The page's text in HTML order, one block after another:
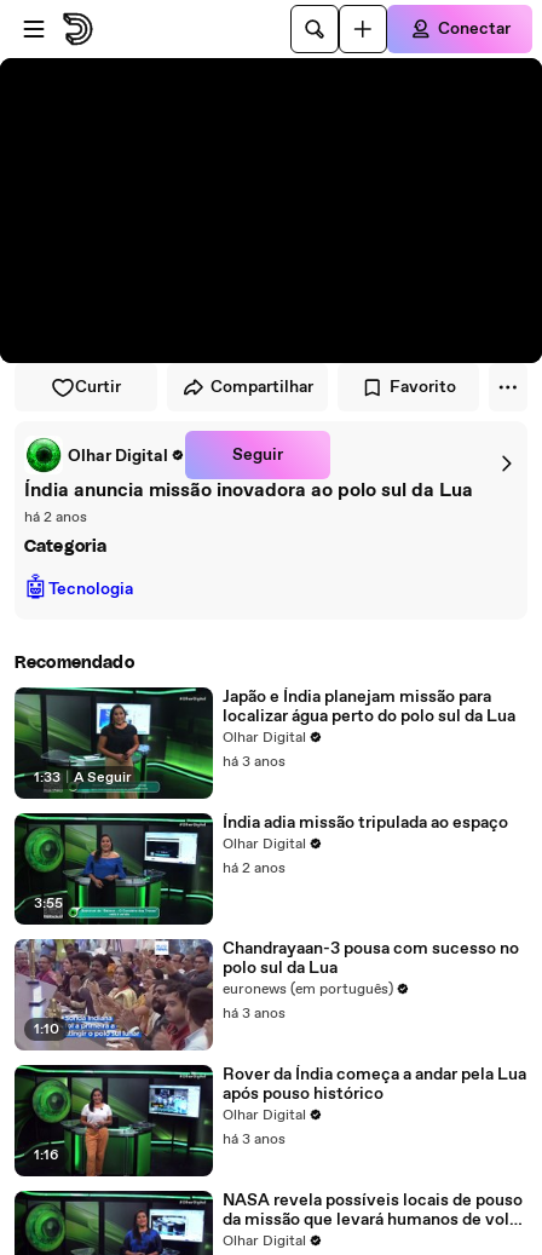
Pular para o player
Ir para o conteúdo principal
Conectar
Curtir Compartilhar Favorito
Olhar Digital Seguir
Índia anuncia missão inovadora ao polo sul da Lua
há 2 anos
Categoria
🤖Tecnologia
Recomendado
1:33 A Seguir
Japão e Índia planejam missão para
localizar água perto do polo sul da Lua
Olhar Digital
há 3 anos
3:55
Índia adia missão tripulada ao espaço
Olhar Digital
há 2 anos
1:10
Chandrayaan-3 pousa com sucesso no
polo sul da Lua
euronews (em português)
há 3 anos
1:16
Rover da Índia começa a andar pela Lua
após pouso histórico
Olhar Digital
há 3 anos
NASA revela possíveis locais de pouso
da missão que levará humanos de volta
à Lua
Olhar Digital